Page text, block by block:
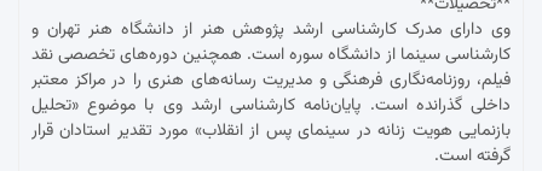
وی دارای مدرک کارشناسی ارشد پژوهش هنر از دانشگاه هنر تهران و
کارشناسی سینما از دانشگاه سوره است. همچنین دوره‌های تخصصی نقد
فیلم، روزنامه‌نگاری فرهنگی و مدیریت رسانه‌های هنری را در مراکز معتبر
داخلی گذرانده است. پایان‌نامه کارشناسی ارشد وی با موضوع «تحلیل
بازنمایی هویت زنانه در سینمای پس از انقلاب» مورد تقدیر استادان قرار
گرفته است.